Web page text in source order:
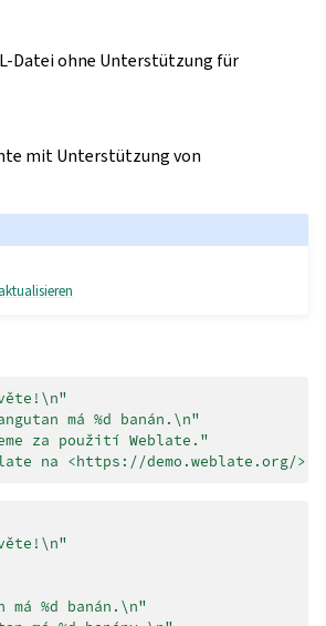
Datei ohne Unterstützung für
mit Unterstützung von
\n"
má %d banán. \n"
za použití Weblate."
na <https://demo.weblate.org/>!
\n"
má %d banán. \n"